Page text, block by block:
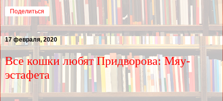
Поделиться
17 февраля, 2020
Все кошки любят Придворова: Мяу-
эстафета